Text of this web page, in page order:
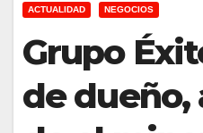
ACTUALIDAD NEGOCIOS
Grupo
de dueño,